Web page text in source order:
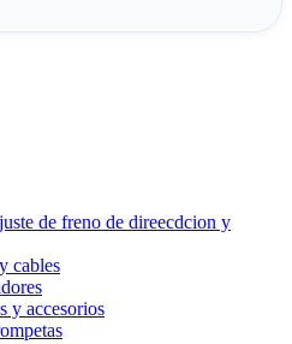
de freno de direecdcion y
cables
y accesorios